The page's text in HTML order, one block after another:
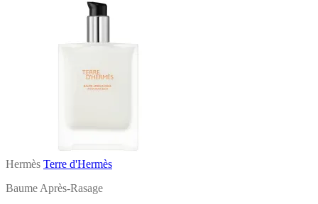
Hermès Terre d'Hermès
Baume Après-Rasage